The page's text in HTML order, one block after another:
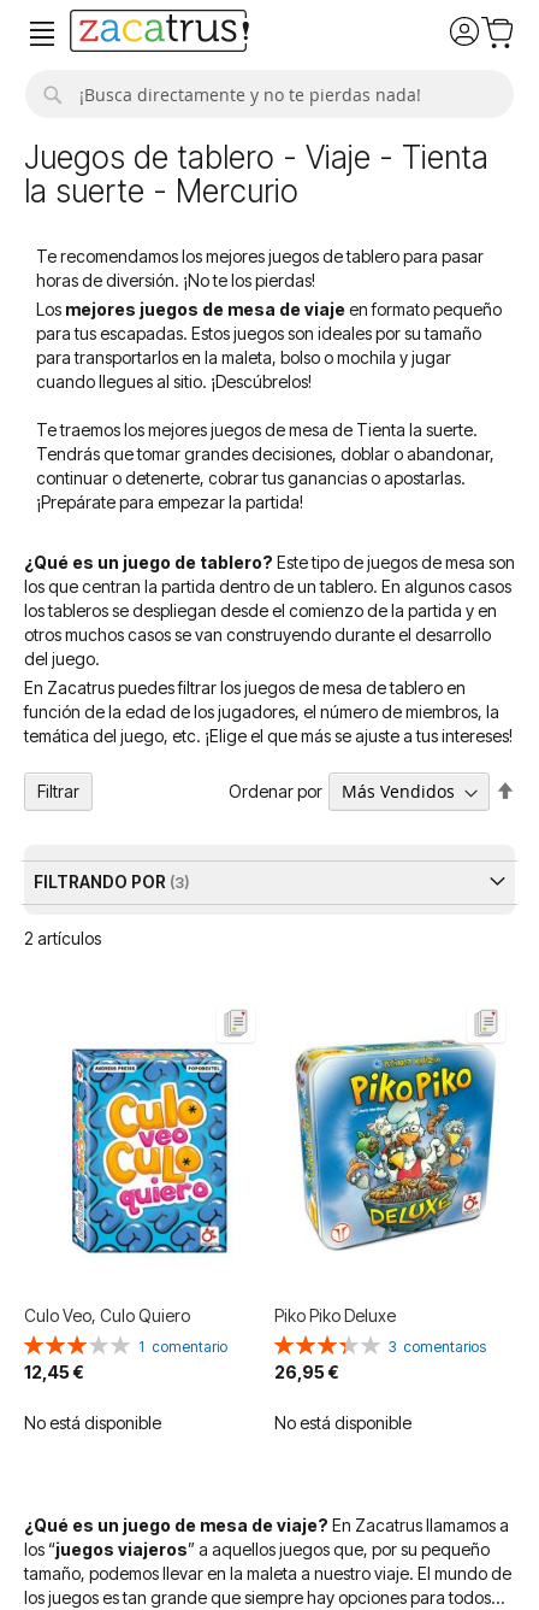
Juegos de tablero - Viaje - Tienta
la suerte - Mercurio
Te recomendamos los mejores juegos de tablero para pasar
horas de diversión. ¡No te los pierdas!
Los mejores juegos de mesa de viaje en formato pequeño
para tus escapadas. Estos juegos son ideales por su tamaño
para transportarlos en la maleta, bolso o mochila y jugar
cuando llegues al sitio. ¡Descúbrelos!
Te traemos los mejores juegos de mesa de Tienta la suerte.
Tendrás que tomar grandes decisiones, doblar o abandonar,
continuar o detenerte, cobrar tus ganancias o apostarlas.
¡Prepárate para empezar la partida!
¿Qué es un juego de tablero? Este tipo de juegos de mesa son
los que centran la partida dentro de un tablero. En algunos casos
los tableros se despliegan desde el comienzo de la partida y en
otros muchos casos se van construyendo durante el desarrollo
del juego.
En Zacatrus puedes filtrar los juegos de mesa de tablero en
función de la edad de los jugadores, el número de miembros, la
temática del juego, etc. ¡Elige el que más se ajuste a tus intereses!
2 artículos
Ordenar por
Culo Veo, Culo Quiero
Valoración:
60%
1 comentario
12,45 €
No está disponible
Piko Piko Deluxe
Valoración:
67%
3 comentarios
26,95 €
No está disponible
¿Qué es un juego de mesa de viaje? En Zacatrus llamamos a
los “juegos viajeros” a aquellos juegos que, por su pequeño
tamaño, podemos llevar en la maleta a nuestro viaje. El mundo de
los juegos es tan grande que siempre hay opciones para todos…
Filtrar
FILTRANDO POR